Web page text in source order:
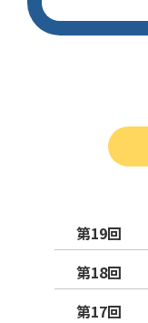
第19回
第18回
第17回